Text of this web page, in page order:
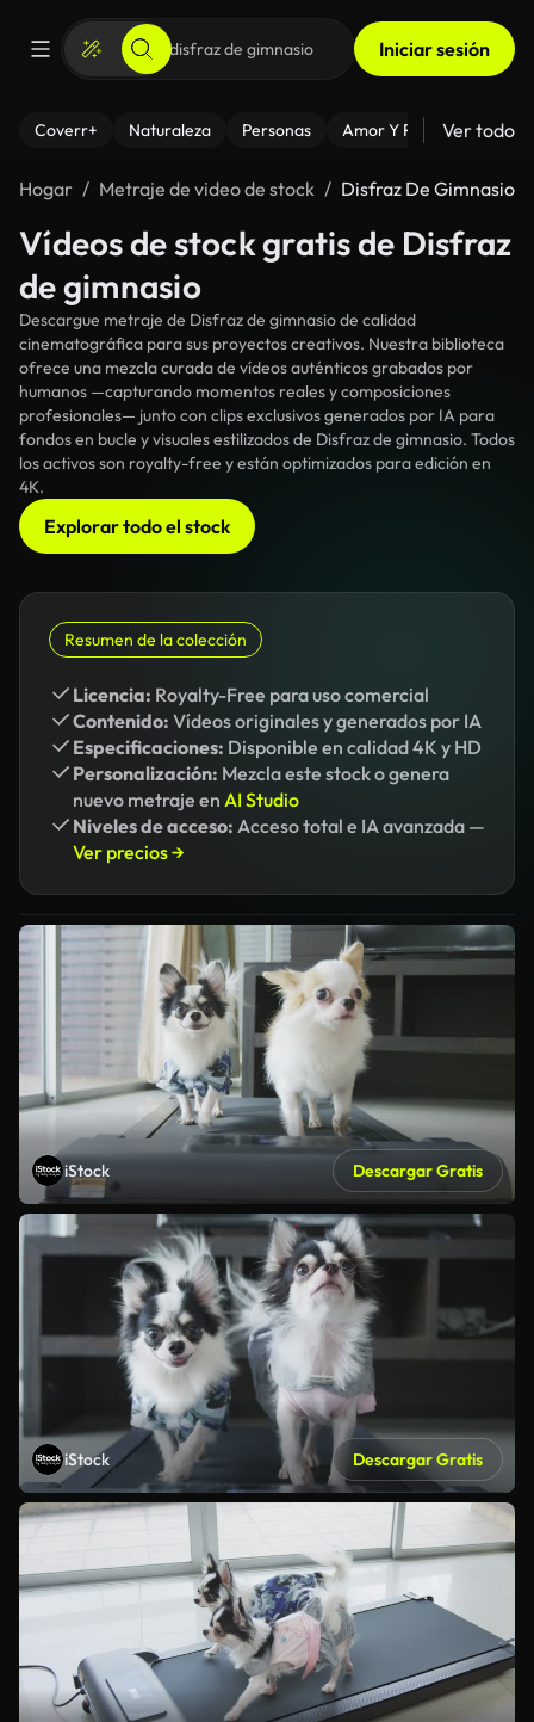
Iniciar sesión
Coverr+ Naturaleza Personas Amor Y Relaciones
Ver todo
Hogar Metraje de video de stock Disfraz De Gimnasio
Vídeos de stock gratis de Disfraz
de gimnasio
Descargue metraje de Disfraz de gimnasio de calidad
cinematográfica para sus proyectos creativos. Nuestra biblioteca
ofrece una mezcla curada de vídeos auténticos grabados por
humanos —capturando momentos reales y composiciones
profesionales— junto con clips exclusivos generados por IA para
fondos en bucle y visuales estilizados de Disfraz de gimnasio. Todos
los activos son royalty-free y están optimizados para edición en
4K.
Explorar todo el stock
Resumen de la colección
Licencia: Royalty-Free para uso comercial
Contenido: Vídeos originales y generados por IA
Especificaciones: Disponible en calidad 4K y HD
Personalización: Mezcla este stock o genera
nuevo metraje en AI Studio
Niveles de acceso: Acceso total e IA avanzada —
Ver precios →
iStock Descargar Gratis
iStock Descargar Gratis